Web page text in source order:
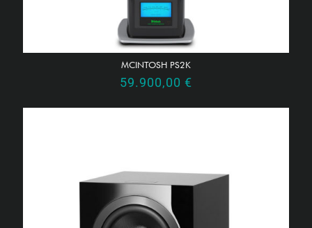
MCINTOSH PS2K
59.900,00 €